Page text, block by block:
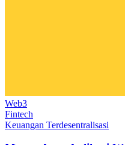
Web3
Fintech
Keuangan Terdesentralisasi